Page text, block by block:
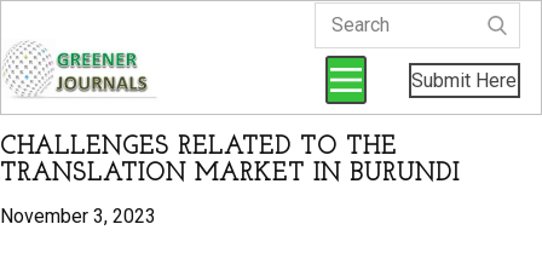
Submit Here
CHALLENGES RELATED TO THE
TRANSLATION MARKET IN BURUNDI
November 3, 2023